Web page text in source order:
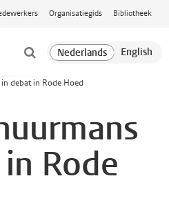
Organisatiegids Bibliotheek
debat in Rode Hoed
Rode